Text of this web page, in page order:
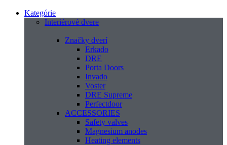
Kategórie
Interiérové dvere
Značky dverí
Erkado
DRE
Porta Doors
Invado
Voster
DRE Supreme
Perfectdoor
ACCESSORIES
Safety valves
Magnesium anodes
Heating elements